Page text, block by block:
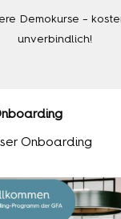
Demokurse –
unverbindlich!
Onboarding